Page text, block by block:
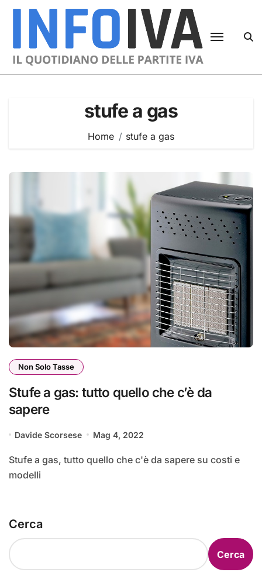
Skip
stufe a gas
Home stufe a gas
Non Solo Tasse
Stufe a gas: tutto quello che c’è da
sapere
Davide Scorsese Mag 4, 2022
Stufe a gas, tutto quello che c'è da sapere su costi e
modelli
Cerca
Cerca